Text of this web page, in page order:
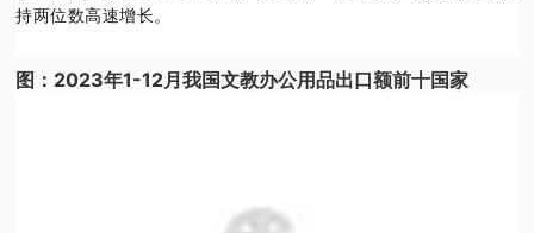
持两位数高速增长。
图：2023年1-12月我国文教办公用品出口额前十国家